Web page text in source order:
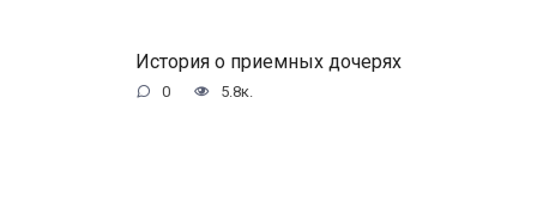
История о приемных дочерях
0 5.8к.